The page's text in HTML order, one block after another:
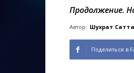
Продолжение.
Автор: Шухрат
Поделиться в